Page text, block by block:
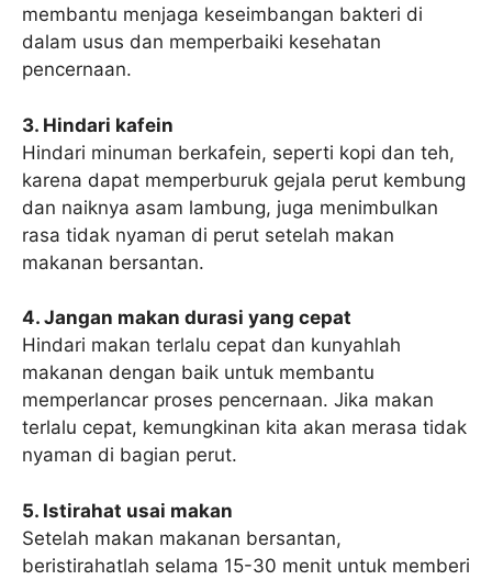
membantu menjaga keseimbangan bakteri di
dalam usus dan memperbaiki kesehatan
pencernaan.
3. Hindari kafein
Hindari minuman berkafein, seperti kopi dan teh,
karena dapat memperburuk gejala perut kembung
dan naiknya asam lambung, juga menimbulkan
rasa tidak nyaman di perut setelah makan
makanan bersantan.
4. Jangan makan durasi yang cepat
Hindari makan terlalu cepat dan kunyahlah
makanan dengan baik untuk membantu
memperlancar proses pencernaan. Jika makan
terlalu cepat, kemungkinan kita akan merasa tidak
nyaman di bagian perut.
5. Istirahat usai makan
Setelah makan makanan bersantan,
beristirahatlah selama 15-30 menit untuk memberi